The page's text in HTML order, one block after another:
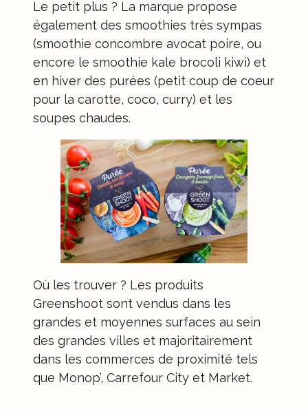
Le petit plus ? La marque propose
également des smoothies très sympas
(smoothie concombre avocat poire, ou
encore le smoothie kale brocoli kiwi) et
en hiver des purées (petit coup de coeur
pour la carotte, coco, curry) et les
soupes chaudes.
Où les trouver ? Les produits
Greenshoot sont vendus dans les
grandes et moyennes surfaces au sein
des grandes villes et majoritairement
dans les commerces de proximité tels
que Monop’, Carrefour City et Market.